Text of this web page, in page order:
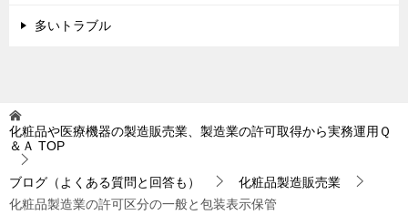
多いトラブル
化粧品や医療機器の製造販売業、製造業の許可取得から実務運用Ｑ
＆Ａ TOP
ブログ（よくある質問と回答も）
化粧品製造販売業
化粧品製造業の許可区分の一般と包装表示保管